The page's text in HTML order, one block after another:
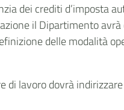
dei crediti d’imposta
il Dipartimento
delle modalità
di lavoro dovrà